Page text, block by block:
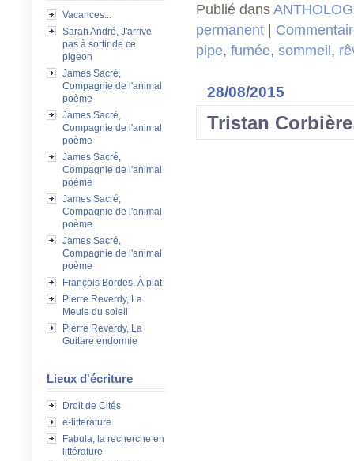
Vacances...
Sarah André, J'arrive
pas à sortir de ce
pigeon
James Sacré,
Compagnie de l'animal
poème
James Sacré,
Compagnie de l'animal
poème
James Sacré,
Compagnie de l'animal
poème
James Sacré,
Compagnie de l'animal
poème
James Sacré,
Compagnie de l'animal
poème
François Bordes, À plat
Pierre Reverdy, La
Meule du soleil
Pierre Reverdy, La
Guitare endormie
Lieux d'écriture
Droit de Cités
e-litterature
Fabula, la recherche en
littérature
Publié dans
permanent |
pipe, fumée, sommeil,
28/08/2015
Tristan